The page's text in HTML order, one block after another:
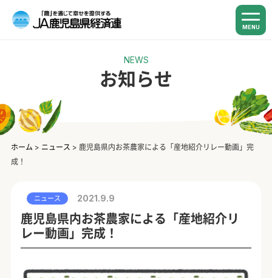
MENU
NEWS
お知らせ
ホーム > ニュース > 鹿児島県内お茶農家による「産地紹介リレー動画」完
成！
ニュース 2021.9.9
鹿児島県内お茶農家による「産地紹介リ
レー動画」完成！